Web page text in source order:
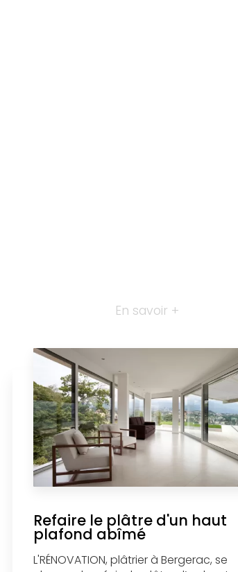
En savoir +
Refaire le plâtre d'un haut
plafond abîmé
L'RÉNOVATION, plâtrier à Bergerac, se